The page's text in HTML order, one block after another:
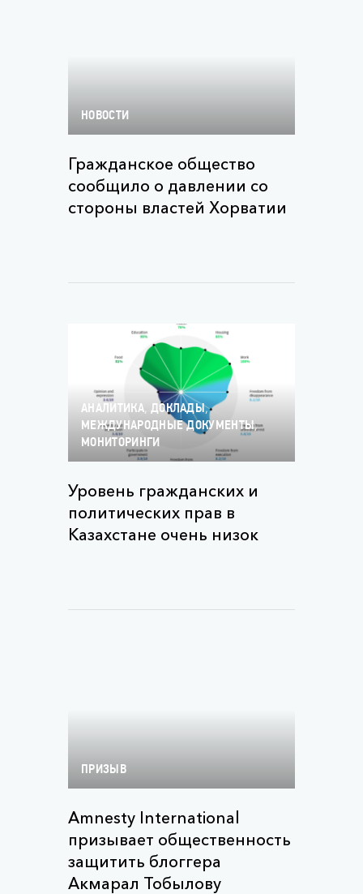
НОВОСТИ
Гражданское общество
сообщило о давлении со
стороны властей Хорватии
АНАЛИТИКА, ДОКЛАДЫ,
МЕЖДУНАРОДНЫЕ ДОКУМЕНТЫ,
МОНИТОРИНГИ
Уровень гражданских и
политических прав в
Казахстане очень низок
ПРИЗЫВ
Amnesty International
призывает общественность
защитить блоггера
Акмарал Тобылову